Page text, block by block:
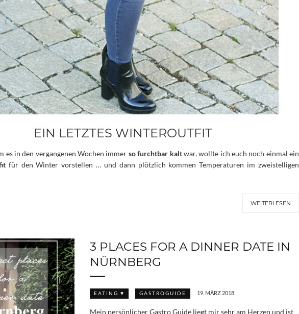
EIN LETZTES WINTEROUTFIT
es in den vergangenen Wochen immer so furchtbar kaltwar, wollte ich euch noch einmal ein
für den Winter vorstellen … und dann plötzlich kommen Temperaturen im zweistelligen
WEITERLESEN
3 PLACES FOR A DINNER DATE IN
NÜRNBERG
EATING ♥ GASTROGUIDE 19. MÄRZ 2018
Mein persönlicher Gastro Guide liegt mir sehr am Herzen und ist